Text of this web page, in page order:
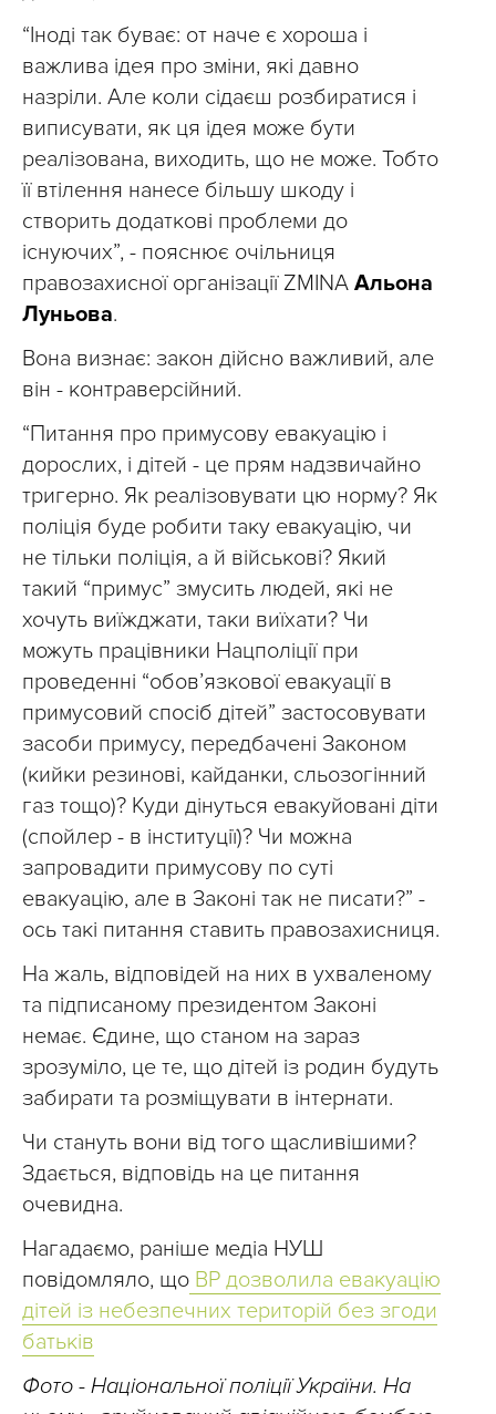
“Іноді так буває: от наче є хороша і
важлива ідея про зміни, які давно
назріли. Але коли сідаєш розбиратися і
виписувати, як ця ідея може бути
реалізована, виходить, що не може. Тобто
її втілення нанесе більшу шкоду і
створить додаткові проблеми до
існуючих”, - пояснює очільниця
правозахисної організації ZMINA Альона
Луньова.
Вона визнає: закон дійсно важливий, але
він - контраверсійний.
“Питання про примусову евакуацію і
дорослих, і дітей - це прям надзвичайно
тригерно. Як реалізовувати цю норму? Як
поліція буде робити таку евакуацію, чи
не тільки поліція, а й військові? Який
такий “примус” змусить людей, які не
хочуть виїжджати, таки виїхати? Чи
можуть працівники Нацполіції при
проведенні “обов’язкової евакуації в
примусовий спосіб дітей” застосовувати
засоби примусу, передбачені Законом
(кийки резинові, кайданки, сльозогінний
газ тощо)? Куди дінуться евакуйовані діти
(спойлер - в інституції)? Чи можна
запровадити примусову по суті
евакуацію, але в Законі так не писати?” -
ось такі питання ставить правозахисниця.
На жаль, відповідей на них в ухваленому
та підписаному президентом Законі
немає. Єдине, що станом на зараз
зрозуміло, це те, що дітей із родин будуть
забирати та розміщувати в інтернати.
Чи стануть вони від того щасливішими?
Здається, відповідь на це питання
очевидна.
Нагадаємо, раніше медіа НУШ
повідомляло, що ВР дозволила евакуацію
дітей із небезпечних територій без згоди
батьків
Фото - Національної поліції України. На